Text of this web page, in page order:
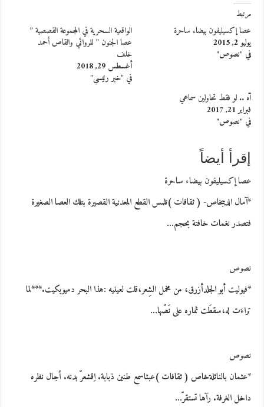
مرتبط
عصا إكسيليفون بيضاء ساحرة
يوليو 2, 2015
في "نصوص"
الواقعية السحرية في المجموعة القصصية ”
عصا الجنون ” للروائي والقاص أحمد
خلف
أغسطس 29, 2018
في "خبر رئيسي"
آه .. لو فقط تحاولين سماعي
فبراير 21, 2017
في "نصوص"
إقرأ أيضاً
عصا إكسيليفون بيضاء ساحرة
*آمال الديبخاص- ( ثقافات )تلمس القطع المعدنية القصيرة بتلك العصا الصغيرة
فتصدر نغمات خافتة بحجم…
نصوص
*فيوليت أبو الجلدأزرق، من مخمل الشِعر،قلت لعينيه :هذا البحر دميوبكيت.***لما
تراءَت له،سقطَت ثماره على نَصّها…
نصوص
*عثمان بالنائلةخاص ( ثقافات )عبثاسمع طنين ذبابة. اِقشعرّ بدنه. أجال نظره
داخل الغرفة. رآها تستقرّ…